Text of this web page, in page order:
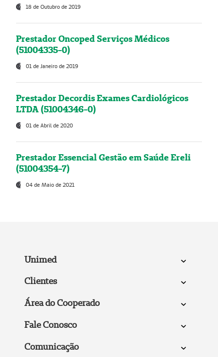
18 de Outubro de 2019
Prestador Oncoped Serviços Médicos
(51004335-0)
01 de Janeiro de 2019
Prestador Decordis Exames Cardiológicos
LTDA (51004346-0)
01 de Abril de 2020
Prestador Essencial Gestão em Saúde Ereli
(51004354-7)
04 de Maio de 2021
Unimed
Clientes
Área do Cooperado
Fale Conosco
Comunicação